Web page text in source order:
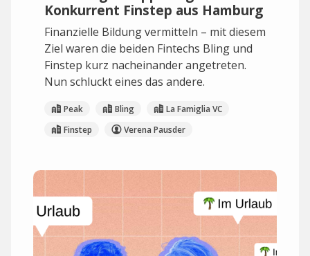
Konkurrent Finstep aus Hamburg
Finanzielle Bildung vermitteln – mit diesem
Ziel waren die beiden Fintechs Bling und
Finstep kurz nacheinander angetreten.
Nun schluckt eines das andere.
Peak Bling
La Famiglia VC
Finstep
Verena Pausder